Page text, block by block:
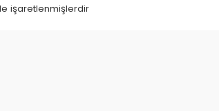
işaretlenmişlerdir